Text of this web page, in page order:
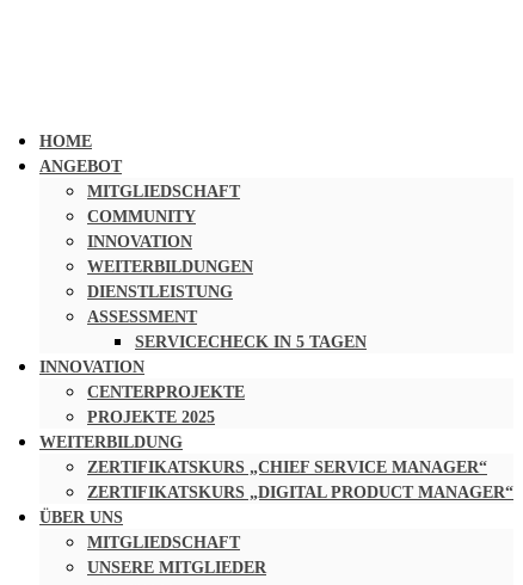
HOME
ANGEBOT
MITGLIEDSCHAFT
COMMUNITY
INNOVATION
WEITERBILDUNGEN
DIENSTLEISTUNG
ASSESSMENT
SERVICECHECK IN 5 TAGEN
INNOVATION
CENTERPROJEKTE
PROJEKTE 2025
WEITERBILDUNG
ZERTIFIKATSKURS „CHIEF SERVICE MANAGER“
ZERTIFIKATSKURS „DIGITAL PRODUCT MANAGER“
ÜBER UNS
MITGLIEDSCHAFT
UNSERE MITGLIEDER